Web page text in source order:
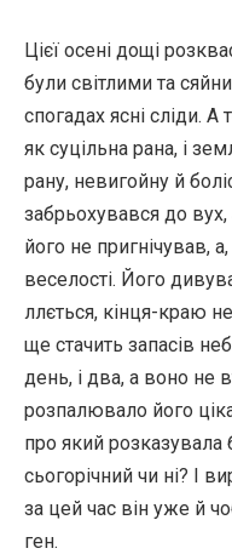
Цієї осені дощі
були світлими та
спогадах ясні сліди.
як суцільна рана, і
рану, невигойну й
забрьохувався до
його не пригнічував,
веселості. Його
ллється, кінця-краю
ще стачить запасів
день, і два, а воно не
розпалювало його
про який
сьогорічний чи ні? І
за цей час він уже й
ген.